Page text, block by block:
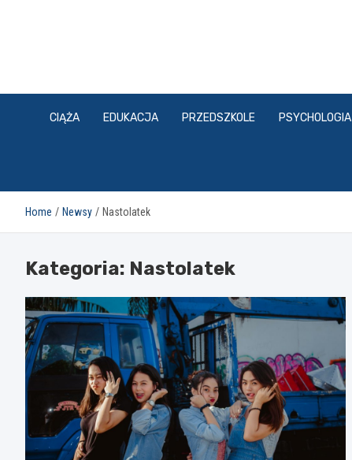
CIĄŻA EDUKACJA PRZEDSZKOLE PSYCHOLOGIA
Home Newsy Nastolatek
Kategoria: Nastolatek